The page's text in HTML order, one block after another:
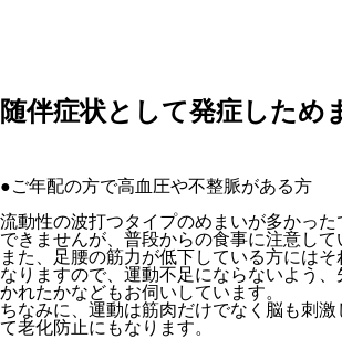
随伴症状として発症しため
●ご年配の方で高血圧や不整脈がある方
流動性の波打つタイプのめまいが多かっ
できませんが、普段からの食事に注意して
また、足腰の筋力が低下している方にはそ
なりますので、運動不足にならないよう
かれたかなどもお伺いしています。
ちなみに、運動は筋肉だけでなく脳も刺激
て老化防止にもなります。